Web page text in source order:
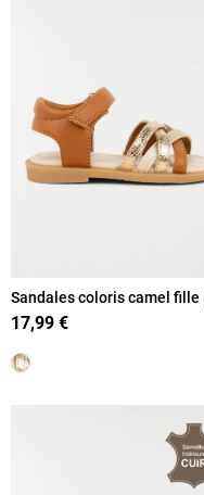
Sandales coloris camel fille
23)
17,99 €